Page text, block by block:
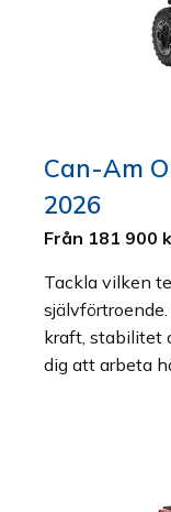
Can-Am
2026
Från 181 900
Tackla vilken
kraft, stabilitet
dig att arbeta